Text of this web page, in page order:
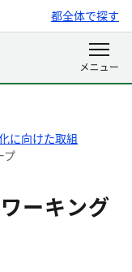
都全体で探す
に向けた取組
プ
ーキング